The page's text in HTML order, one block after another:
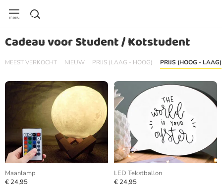
Cadeau voor Student / Kotstudent
MEEST VERKOCHT NIEUW PRIJS (LAAG - HOOG) PRIJS (HOOG - LAAG)
Maanlamp
€ 24,95
LED Tekstballon
€ 24,95